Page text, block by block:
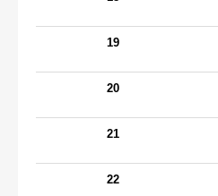
19
20
21
22